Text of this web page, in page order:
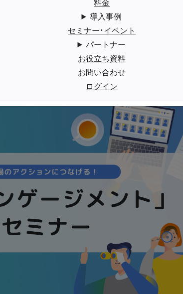
導入事例
セミナー・イベント
パートナー
お役立ち資料
お問い合わせ
ログイン